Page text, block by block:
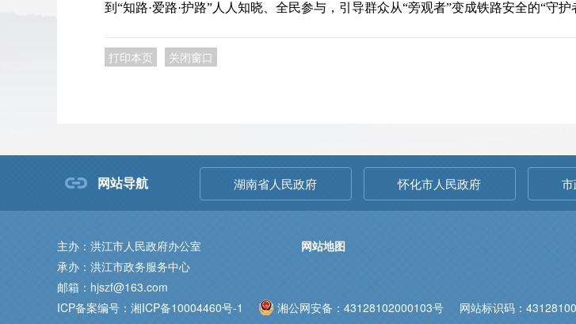
到“知路·爱路·护路”人人知晓、全民参与，引导群众从“旁观者”变成铁路安全的“守
打印本页 关闭窗口
网站导航 湖南省人民政府 怀化市人民政府
主办：洪江市人民政府办公室
承办：洪江市政务服务中心
邮箱：hjszf@163.com
ICP备案编号：湘ICP备10004460号-1
湘公网安备：43128102000103号 网站标识码：
网站地图